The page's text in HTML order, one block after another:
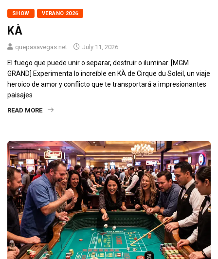
SHOW VERANO 2026
KÀ
quepasavegas.net July 11, 2026
El fuego que puede unir o separar, destruir o iluminar. [MGM
GRAND] Experimenta lo increíble en KÀ de Cirque du Soleil, un viaje
heroico de amor y conflicto que te transportará a impresionantes
paisajes
READ MORE